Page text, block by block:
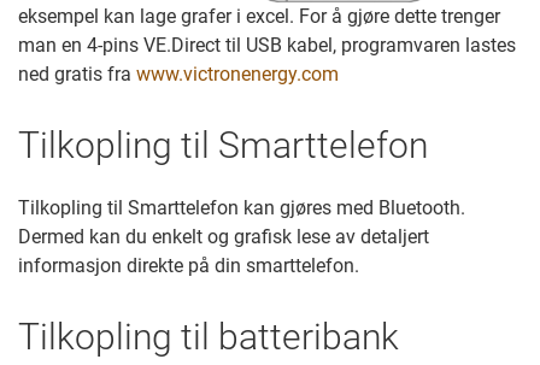
eksempel kan lage grafer i excel. For å gjøre dette trenger
man en 4-pins VE.Direct til USB kabel, programvaren lastes
ned gratis fra www.victronenergy.com
Tilkopling til Smarttelefon
Tilkopling til Smarttelefon kan gjøres med Bluetooth.
Dermed kan du enkelt og grafisk lese av detaljert
informasjon direkte på din smarttelefon.
Tilkopling til batteribank